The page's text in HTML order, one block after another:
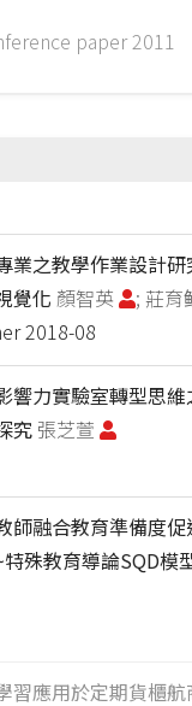
paper2011
業之教學作業設計研
覺化 顏智英 ; 莊
2018-08
響力實驗室轉型思維
究 張芝萱
師融合教育準備度促
殊教育導論SQD模
習應用於定期貨櫃航